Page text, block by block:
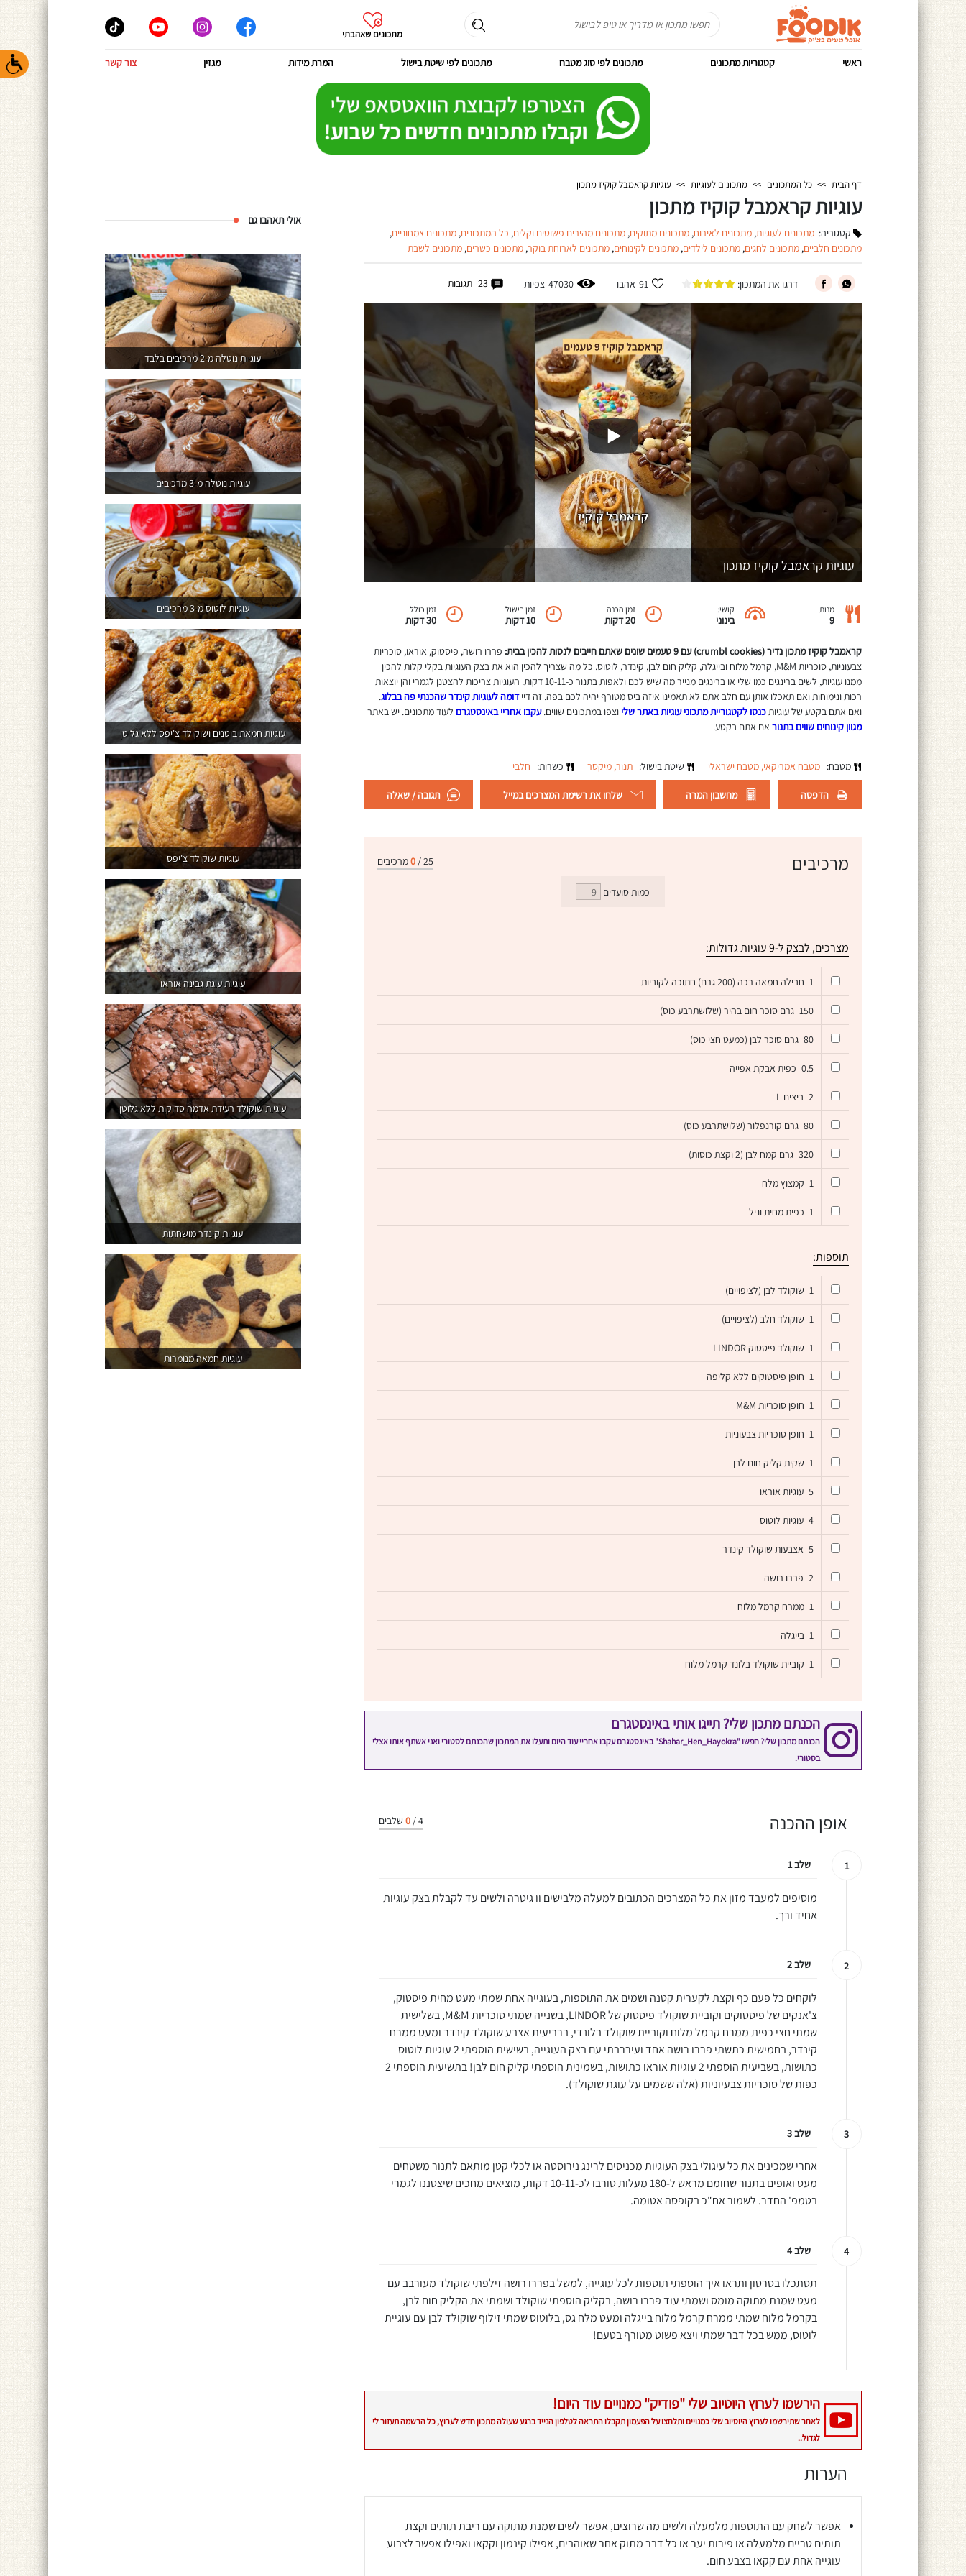
מתכונים שאהבתי
ראשי קטגוריות מתכונים מתכונים לפי סוג מטבח מתכונים לפי שיטת בישול המרת מידות מגזין צור קשר
דף הבית >> כל המתכונים >> מתכונים לעוגיות >> עוגיות קראמבל קוקיז מתכון
עוגיות קראמבל קוקיז מתכון
קטגוריה: מתכונים לעוגיות,מתכונים לאירוח,מתכונים מתוקים,מתכונים מהירים פשוטים וקלים, כל המתכונים,מתכונים צמחוניים,
מתכונים חלביים,מתכונים לחגים,מתכונים לילדים,מתכונים לקינוחים,מתכונים לארוחת בוקר,מתכונים כשרים,מתכונים לשבת
דרגו את המתכון: 91 אהבו 47030 צפיות 23 תגובות
עוגיות קראמבל קוקיז מתכון
מנות
9
קושי:
בינוני
זמן הכנה
20 דקות
זמן בישול
10 דקות
זמן כולל
30 דקות
קראמבל קוקיז מתכון נדיר (crumbl cookies) עם 9 טעמים שונים שאתם חייבים לנסות להכין בבית:
פררו רושה, פיסטוק, אוראו, סוכריות
צבעוניות, סוכריות M&M, קרמל מלוח ובייגלה, קליק חום לבן, קינדר, לוטוס. כל מה שצריך להכין הוא את בצק העוגיות בקלי קלות להכין
ממנו עוגיות, לשים ברינגים כמו שלי או ברינגים מנייר מה שיש לכם ולאפות בתנור כ-10-11 דקות. העוגיות צריכות להצטנן לגמרי והן יוצאות
רכות ונימוחות ואם תאכלו אותן עם חלב אתם לא תאמינו איזה ביס מטורף יהיה לכם בפה. זה דיידומה לעוגיות קינדר שהכנתי פה בבלוג.
ואם אתם בקטע של עוגיותכנסו לקטגוריית מתכוני עוגיות באתר שלי וצפו במתכונים שווים.עקבו אחריי באינסטגרם לעוד מתכונים. יש באתר
מגוון קינוחים שווים בתנור אם אתם בקטע.
מטבח: מטבח אמריקאי, מטבח ישראלי שיטת בישול: תנור, מיקסר כשרות: חלבי
הדפסה מחשבון המרה שלחו את רשימת המצרכים במייל תגובה / שאלה
25
/
0מרכיבים מרכיבים
כמות סועדים
מצרכים, לבצק ל-9 עוגיות גדולות:
1 חבילה חמאה רכה (200 גרם) חתוכה לקוביות
150 גרם סוכר חום בהיר (שלושתרבע כוס)
80 גרם סוכר לבן (כמעט חצי כוס)
0.5 כפית אבקת אפייה
2 ביצים L
80 גרם קורנפלור (שלושתרבע כוס)
320 גרם קמח לבן (2 וקצת כוסות)
1 קמצוץ מלח
1 כפית מחית וניל
תוספות:
1 שוקולד לבן (לציפויים)
1 שוקולד חלב (לציפויים)
1 שוקולד פיסטוק LINDOR
1 חופן פיסטוקים ללא קליפה
1 חופן סוכריות M&M
1 חופן סוכריות צבעוניות
1 שקית קליק חום לבן
5 עוגיות אוראו
4 עוגיות לוטוס
5 אצבעות שוקולד קינדר
2 פררו רושה
1 ממרח קרמל מלוח
1 בייגלה
1 קוביית שוקולד בלונד קרמל מלוח
הכנתם מתכון שלי? תייגו אותי באינסטגרם
הכנתם מתכון שלי? חפשו "Shahar_Hen_Hayokra" באינסטגרם עקבו אחריי עוד היום ותעלו את המתכון שהכנתם לסטורי ואני אשתף אותו אצלי
בסטורי.
4
/
0 שלבים אופן ההכנה
1 שלב 1
מוסיפים למעבד מזון את כל המצרכים הכתובים למעלה מלבישים וו גיטרה ולשים עד לקבלת בצק עוגיות
אחיד ורך.
2 שלב 2
לוקחים כל פעם כף וקצת לקערית קטנה ושמים את התוספות, בעוגייה אחת שמתי מעט מחית פיסטוק,
צ'אנקים של פיסטוקים וקוביית שוקולד פיסטוק של LINDOR, בשנייה שמתי סוכריות M&M, בשלישית
שמתי חצי כפית ממרח קרמל מלוח וקוביית שוקולד בלונדי, ברביעית אצבע שוקולד קינדר ומעט ממרח
קינדר, בחמישית כתשתי פררו רושה אחד ועיררבתי עם בצק העוגייה, בשישית הוספתי 2 עוגיות לוטוס
כתושות, בשביעית הוספתי 2 עוגיות אוראו כתושות, בשמינית הוספתי קליק חום לבן! בתשיעית הוספתי 2
כפות של סוכריות צבעיוניות (אלה ששמים על עוגת שוקולד).
3 שלב 3
אחרי שמכינים את כל עיגולי בצק העוגיות מכניסים לרינג נירוסטה או לכלי קטן מותאם לתנור משטחים
מעט ואופים בתנור שחומם מראש ל-180 מעלות טורבו לכ-10-11 דקות, מוציאים מחכים שיצטננו לגמרי
בטמפ' החדר. לשמור אח"כ בקופסה אטומה.
4 שלב 4
תסתכלו בסרטון ותראו איך הוספתי תוספות לכל עוגייה, למשל בפררו רושה זילפתי שוקולד מעורבב עם
מעט שמנת מתוקה מומס ושמתי עוד פררו רושה, בקליק הוספתי שוקולד ושמתי את הקליק חום לבן,
בקרמל מלוח שמתי ממרח קרמל מלוח בייגלה ומעט מלח גס, בלוטוס שמתי זילוף שוקולד לבן עם עוגיית
לוטוס, ממש בכל דבר שמתי ויצא פשוט מטורף בטעם!
הירשמו לערוץ היוטיוב שלי "פודיק" כמנויים עוד היום!
לאחר שתירשמו לערוץ היוטיוב שלי כמנויים ותלחצו על הפעמון תקבלו התראה לטלפון הנייד ברגע שעולה מתכון חדש לערוץ, כל הרשמה תעזור לי
לגדול..
הערות
אפשר לשחק עם התוספות מלמעלה ולשים מה שרוצים, אפשר לשים שמנת מתוקה עם ריבת תותים וקצת
תותים טריים מלמעלה או פירות יער או כל דבר מתוק אחר שאוהבים, אפילו קינמון וקקאו ואפילו אפשר לצבוע
עוגייה אחת עם קקאו בצבע חום.
אולי תאהבו גם
עוגיות נוטלה מ-2 מרכיבים בלבד
עוגיות נוטלה מ-3 מרכיבים
עוגיות לוטוס מ-3 מרכיבים
עוגיות חמאת בוטנים ושוקולד צ'יפס ללא גלוטן
עוגיות שוקולד צ'יפס
עוגיות עוגת גבינה אוראו
עוגיות שוקולד רעידת אדמה סדוקות ללא גלוטן
עוגיות קינדר מושחתות
עוגיות חמאה מנומרות